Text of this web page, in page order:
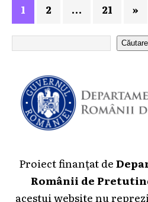
1 2 … 21 »
Căutare
Proiect finanțat de
Românii de
acestui website nu